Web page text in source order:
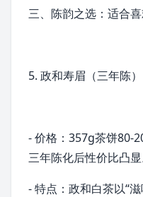
三、陈韵之选：适合
5. 政和寿眉（三年陈
- 价格：357g茶饼80-
三年陈化后性价比凸显
- 特点： 政和白茶以“